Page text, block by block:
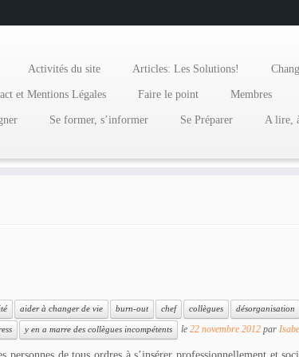
Activités du site Articles: Les Solutions!
et Mentions Légales Faire le point Membres
Se former, s’informer Se Préparer A lire,
aider à changer de vie burn-out chef collègues désorganisation
y en a marre des collègues incompétents le 22 novembre 2012 par